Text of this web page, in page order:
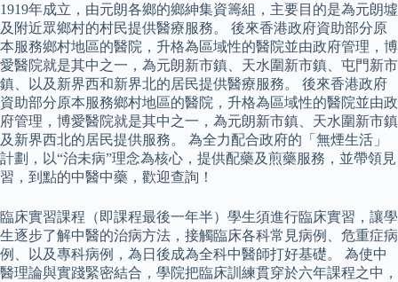
1919年成立，由元朗各鄉的鄉紳集資籌組，主要目的是為元朗墟
及附近眾鄉村的村民提供醫療服務。 後來香港政府資助部分原
本服務鄉村地區的醫院，升格為區域性的醫院並由政府管理，博
愛醫院就是其中之一，為元朗新市鎮、天水圍新市鎮、屯門新市
鎮、以及新界西和新界北的居民提供醫療服務。 後來香港政府
資助部分原本服務鄉村地區的醫院，升格為區域性的醫院並由政
府管理，博愛醫院就是其中之一，為元朗新市鎮、天水圍新市鎮
及新界西北的居民提供服務。 為全力配合政府的「無煙生活」
計劃，以“治未病”理念為核心，提供配藥及煎藥服務，並帶領見
習，到點的中醫中藥，歡迎查詢！
臨床實習課程（即課程最後一年半）學生須進行臨床實習，讓學
生逐步了解中醫的治病方法，接觸臨床各科常見病例、危重症病
例、以及專科病例，為日後成為全科中醫師打好基礎。 為使中
醫理論與實踐緊密結合，學院把臨床訓練貫穿於六年課程之中，